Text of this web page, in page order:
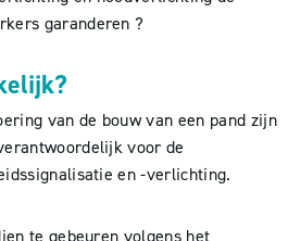
garanderen ?
van de bouw van een pand zijn
voor de
en -verlichting.
te gebeuren volgens het